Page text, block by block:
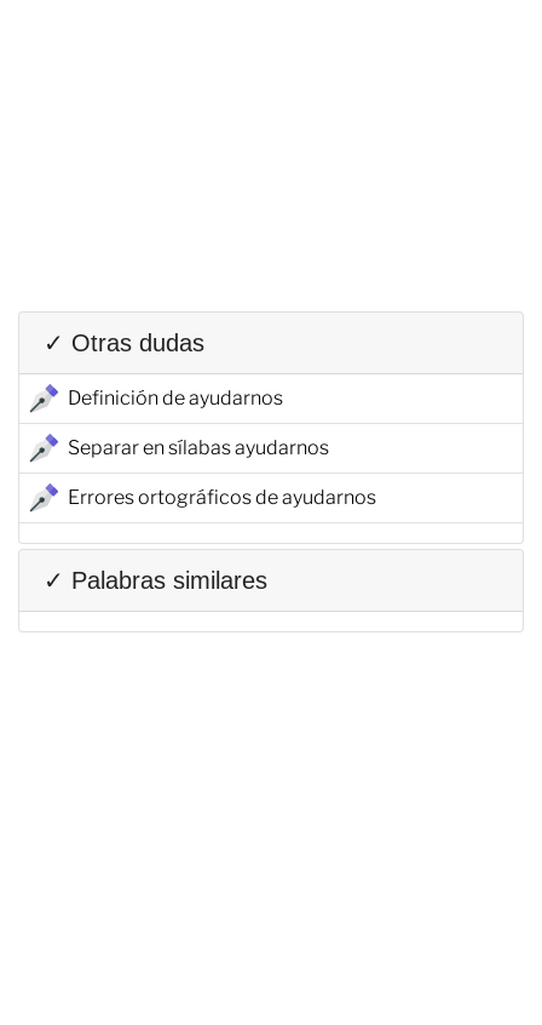
✓ Otras dudas
Definición de ayudarnos
Separar en sílabas ayudarnos
Errores ortográficos de ayudarnos
✓ Palabras similares